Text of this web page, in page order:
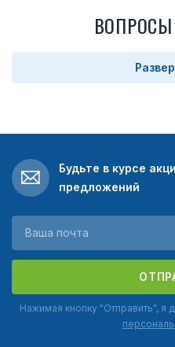
Будьте в курсе
предложений
Нажимая кнопку "Отправить", я